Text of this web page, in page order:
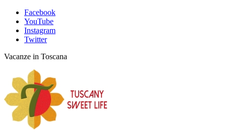
Facebook
YouTube
Instagram
Twitter
Vacanze in Toscana